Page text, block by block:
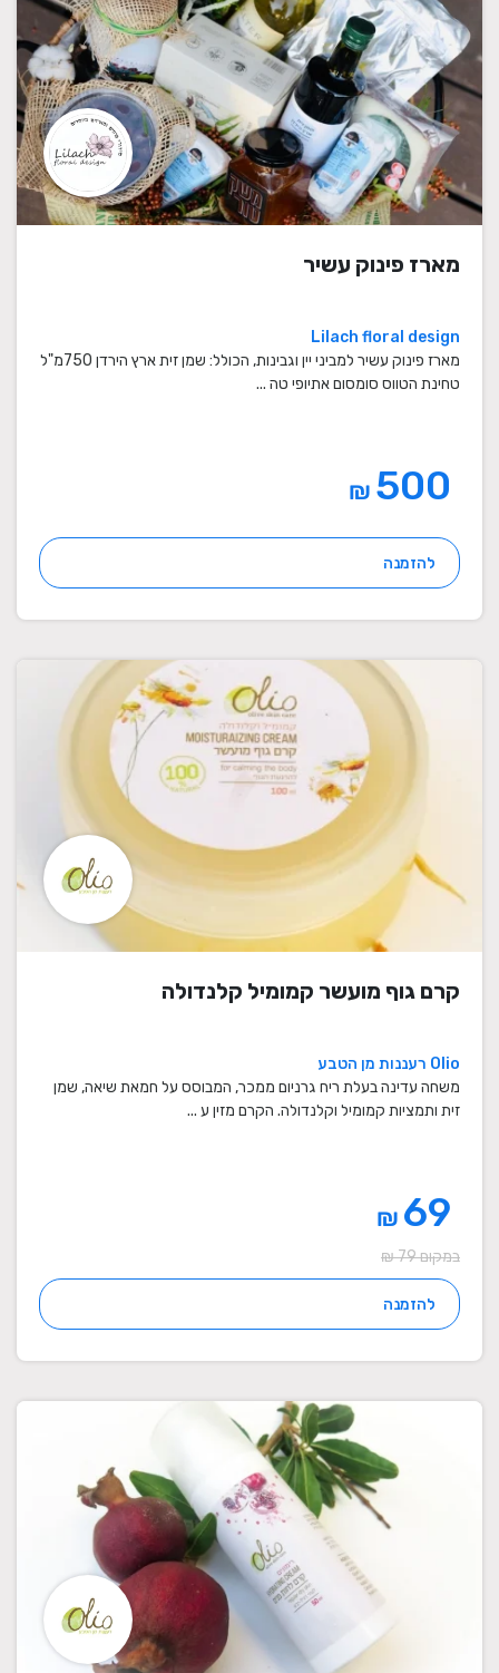
מארז פינוק עשיר
Lilach floral design
מארז פינוק עשיר למביני יין וגבינות, הכולל: שמן זית ארץ הירדן 750מ"ל
טחינת הטווס סומסום אתיופי טה ...
₪
להזמנה
קרם גוף מועשר קמומיל קלנדולה
Olio רעננות מן הטבע
משחה עדינה בעלת ריח גרניום ממכר, המבוסס על חמאת שיאה, שמן
זית ותמציות קמומיל וקלנדולה. הקרם מזין ע ...
₪
במקום 79 ₪
להזמנה